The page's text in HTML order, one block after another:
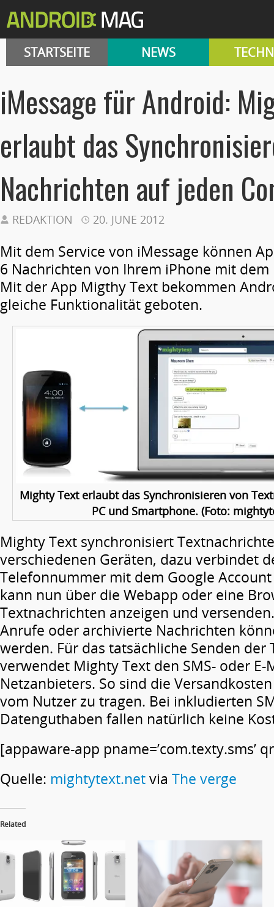
STARTSEITE NEWS
iMessage für Android:
erlaubt das
Nachrichten auf jeden
REDAKTION 20. JUNE 2012
Mit dem Service von iMessage können
6 Nachrichten von Ihrem iPhone mit dem
Mit der App Migthy Text bekommen
gleiche Funktionalität geboten.
Mighty Text erlaubt das Synchronisieren von
PC und Smartphone. (Foto:
Mighty Text synchronisiert
verschiedenen Geräten, dazu verbindet
Telefonnummer mit dem Google
kann nun über die Webapp oder eine
Textnachrichten anzeigen und
Anrufe oder archivierte Nachrichten
werden. Für das tatsächliche Senden der
verwendet Mighty Text den SMS- oder E-
Netzanbieters. So sind die
vom Nutzer zu tragen. Bei inkludierten
Datenguthaben fallen natürlich keine
[appaware-app pname=’com.texty.sms’
Quelle: mightytext.netvia The verge
Related